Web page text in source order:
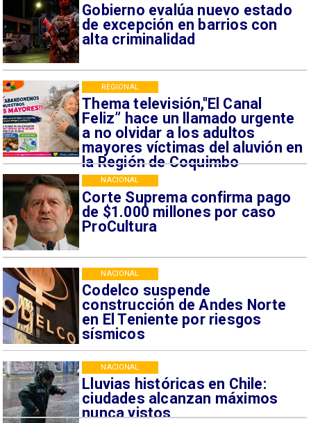
Gobierno evalúa nuevo estado
de excepción en barrios con
alta criminalidad
Thema televisión,"El Canal
Feliz” hace un llamado urgente
a no olvidar a los adultos
mayores víctimas del aluvión en
la Región de Coquimbo
REGIONAL
Corte Suprema confirma pago
de $1.000 millones por caso
ProCultura
NACIONAL
Codelco suspende
construcción de Andes Norte
en El Teniente por riesgos
sísmicos
NACIONAL
Lluvias históricas en Chile:
ciudades alcanzan máximos
nunca vistos
NACIONAL